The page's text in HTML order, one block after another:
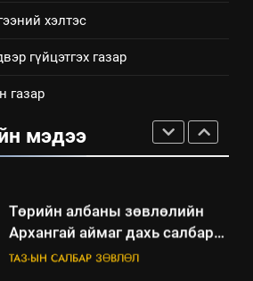
хэлтэс
гүйцэтгэх газар
газар
мэдээ
Төрийн албаны зөвлөлийн
Архангай аймаг дахь салбар
зөвлөлийн 2025 оны үйл
ажиллагааны жилийн
ТАЗ-ЫН САЛБАР ЗӨВЛӨЛ
“Шинэтгэлээр түүчээлсэн
салбар зөвлөл” аяны хүрээнд
зохион байгуулах арга
ТАЗ-ЫН САЛБАР ЗӨВЛӨЛ